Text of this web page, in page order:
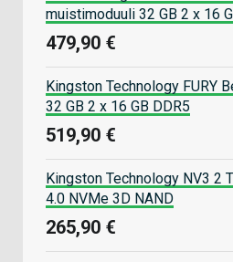
muistimoduuli 32 GB 2 x 16
479,90 €
Kingston Technology FURY
32 GB 2 x 16 GB DDR5
519,90 €
Kingston Technology NV3 2
4.0 NVMe 3D NAND
265,90 €